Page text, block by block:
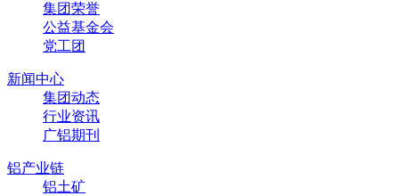
集团荣誉
公益基金会
党工团
新闻中心
集团动态
行业资讯
广铝期刊
铝产业链
铝土矿